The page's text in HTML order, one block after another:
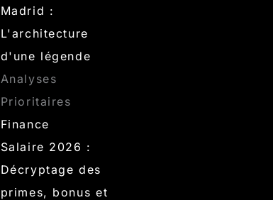
Madrid :
L'architecture
d'une légende
Analyses
Prioritaires
Finance
Salaire 2026 :
Décryptage des
primes, bonus et